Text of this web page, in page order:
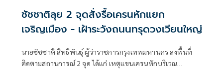
ชัชชาติลุย 2 จุดสั่งรื้อเครนหักแยก
เจริญเมือง - เฝ้าระวังถนนทรุดวงเวียนใหญ่
นายชัชชาติ สิทธิพันธุ์ ผู้ว่าราชการกรุงเทพมหานคร ลงพื้นที่
ติดตามสถานการณ์ 2 จุด ได้แก่ เหตุแขนเครนหักบริเวณ